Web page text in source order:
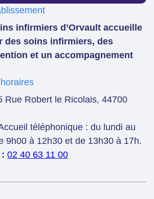
infirmiers d’Orvault accueille
des soins infirmiers, des
et un accompagnement
Rue Robert le Ricolais, 44700
téléphonique : du lundi au
9h00 à 12h30 et de 13h30 à 17h.
02 40 63 11 00